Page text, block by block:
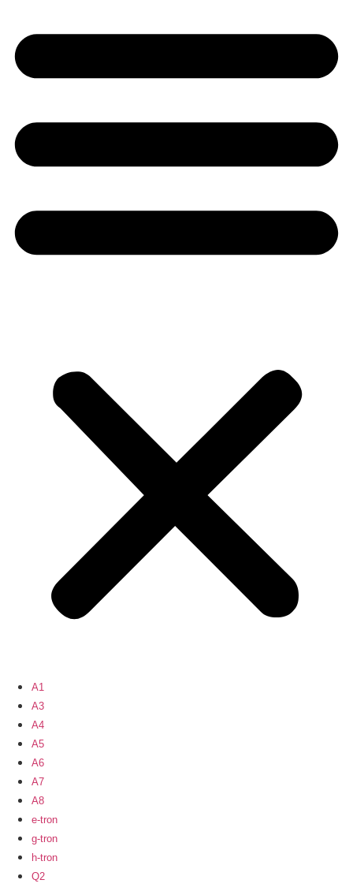
A1
A3
A4
A5
A6
A7
A8
e-tron
g-tron
h-tron
Q2